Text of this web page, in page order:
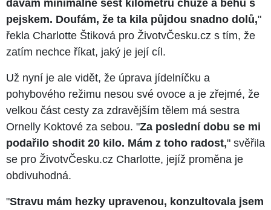
dávám minimálně šest kilometrů chůze a běhu s
pejskem. Doufám, že ta kila půjdou snadno dolů,"
řekla Charlotte Štiková pro ŽivotvČesku.cz s tím, že
zatím nechce říkat, jaký je její cíl.
Už nyní je ale vidět, že úprava jídelníčku a
pohybového režimu nesou své ovoce a je zřejmé, že
velkou část cesty za zdravějším tělem má sestra
Ornelly Koktové za sebou. "Za poslední dobu se mi
podařilo shodit 20 kilo. Mám z toho radost," svěřila
se pro ŽivotvČesku.cz Charlotte, jejíž proměna je
obdivuhodná.
"Stravu mám hezky upravenou, konzultovala jsem